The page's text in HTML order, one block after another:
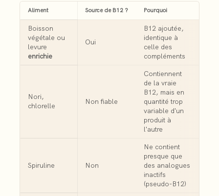
Aliment Source de B12 ? Pourquoi
Boisson
végétale ou
levure
enrichie
Oui
B12 ajoutée,
identique à
celle des
compléments
Nori,
chlorelle
Non fiable
Contiennent
de la vraie
B12, mais en
quantité trop
variable d'un
produit à
l'autre
Spiruline Non
Ne contient
presque que
des analogues
inactifs
(pseudo-B12)